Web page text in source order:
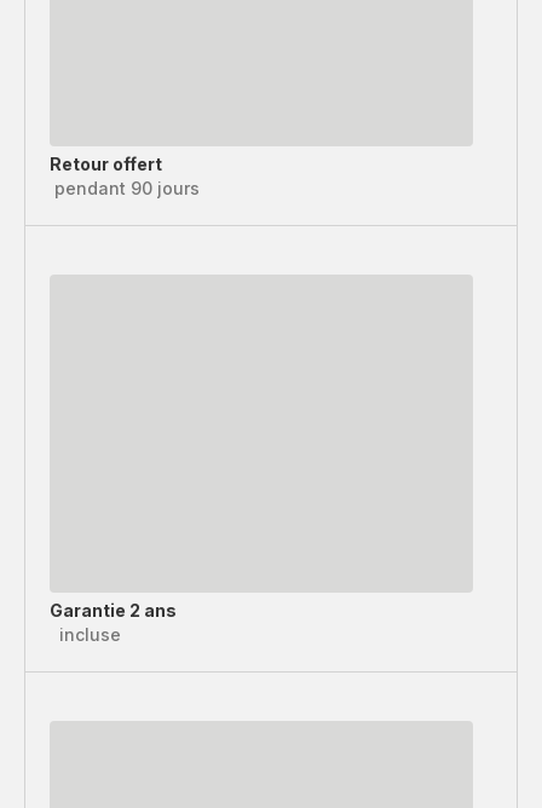
Retour offert
pendant 90 jours
Garantie 2 ans
incluse